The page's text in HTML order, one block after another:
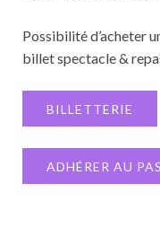
Possibilité d’acheter
billet spectacle &
BILLETTERIE
ADHÉRER AU